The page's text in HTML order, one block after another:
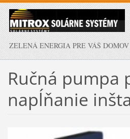
ZELENÁ ENERGIA PRE VÁŠ DOMOV
Ručná pumpa
napĺňanie